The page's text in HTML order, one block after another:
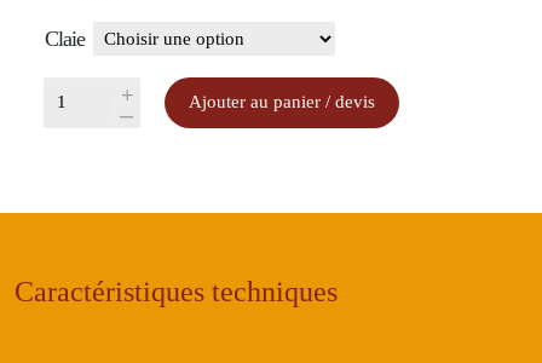
Claie
quantité
séchage
400
+
-
Ajouter au panier / devis
Caractéristiques techniques